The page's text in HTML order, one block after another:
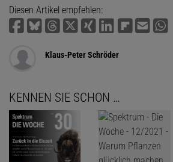
Diesen Artikel empfehlen:
Klaus-Peter Schröder
KENNEN SIE SCHON …